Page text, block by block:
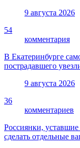
9 августа 2026
54
комментария
В Екатеринбурге
пострадавшего
9 августа 2026
36
комментариев
Россиянки, уставшие
сделать отдельные